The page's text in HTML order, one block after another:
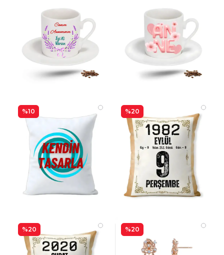
%10 %20
%20 %20